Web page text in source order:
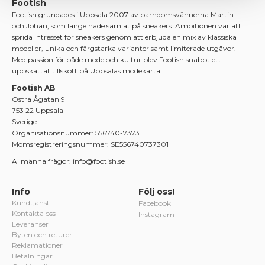
Footish
Footish grundades i Uppsala 2007 av barndomsvännerna Martin
och Johan, som länge hade samlat på sneakers. Ambitionen var att
sprida intresset för sneakers genom att erbjuda en mix av klassiska
modeller, unika och färgstarka varianter samt limiterade utgåvor.
Med passion för både mode och kultur blev Footish snabbt ett
uppskattat tillskott på Uppsalas modekarta.
Footish AB
Östra Ågatan 9
753 22 Uppsala
Sverige
Organisationsnummer: 556740-7373
Momsregistreringsnummer: SE556740737301
Allmänna frågor: info@footish.se
Info
Kundtjänst
Kontakta oss
Leveranser
Byten och returer
Reklamationer
Betalningar
Följ oss!
Facebook
Instagram